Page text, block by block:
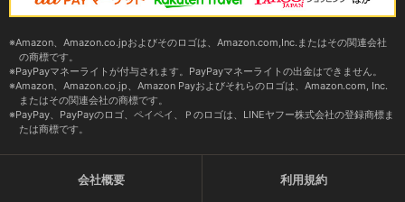
Amazon、Amazon.co.jpおよびそのロゴは、Amazon.com,Inc.またはその関連会社
の商標です。
PayPayマネーライトが付与されます。PayPayマネーライトの出金はできません。
Amazon、Amazon.co.jp、Amazon Payおよびそれらのロゴは、Amazon.com, Inc.
またはその関連会社の商標です。
PayPay、PayPayのロゴ、ペイペイ、Ｐのロゴは、LINEヤフー株式会社の登録商標ま
たは商標です。
会社概要 利用規約